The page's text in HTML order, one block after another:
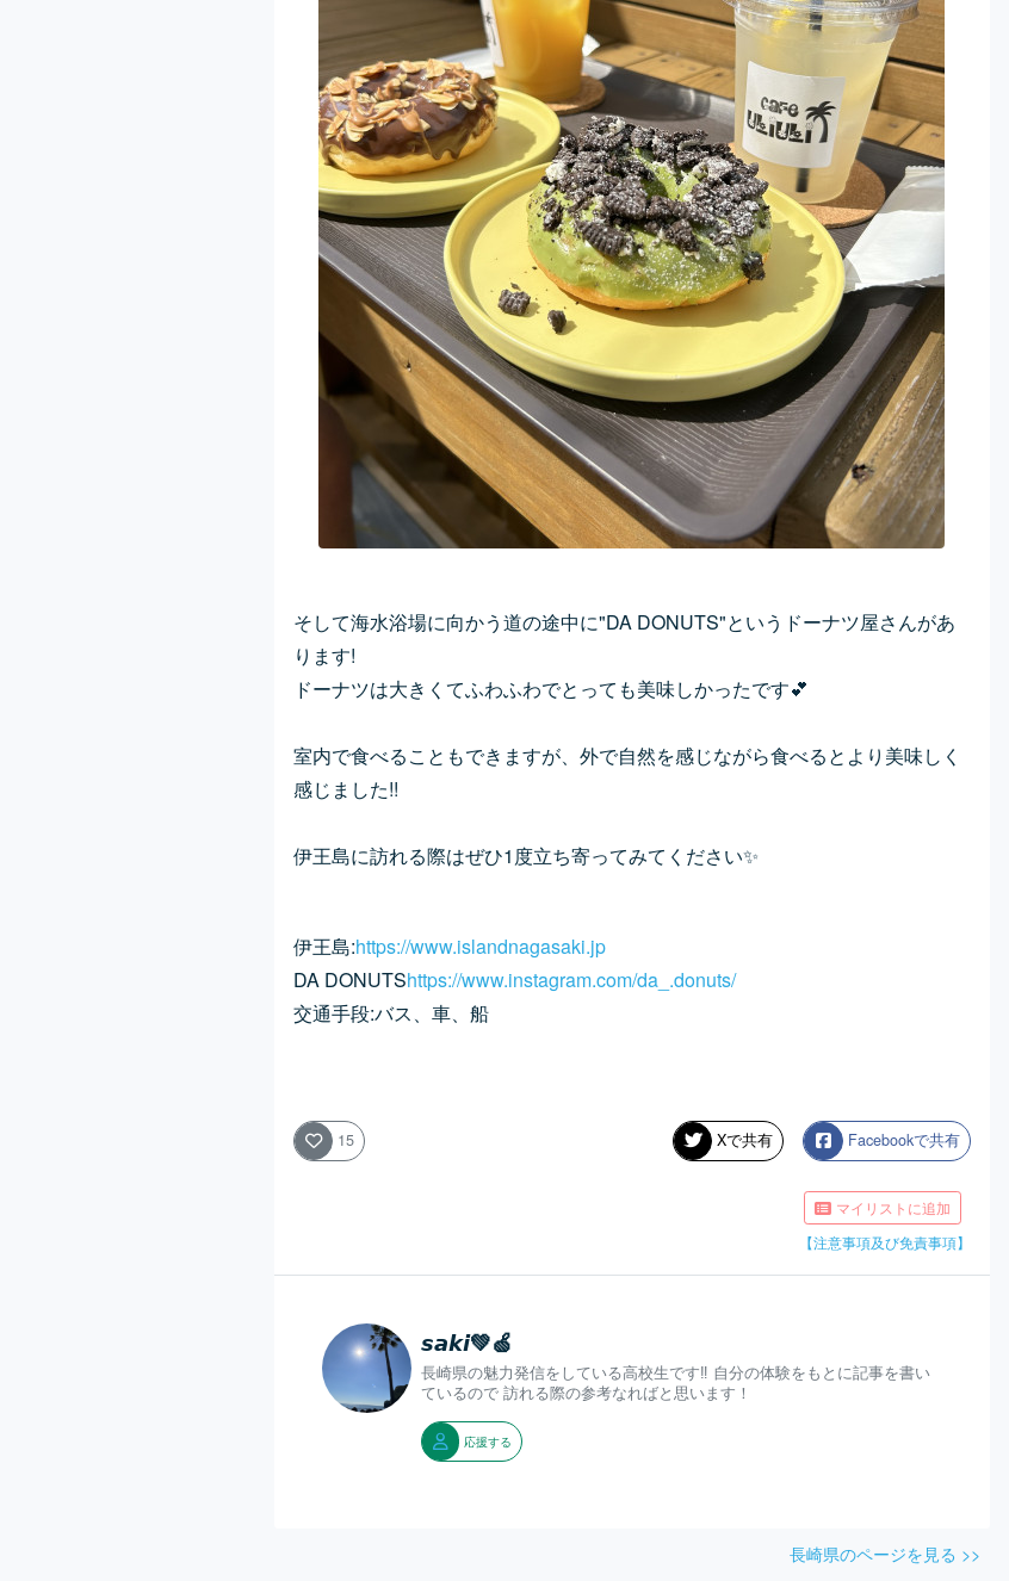
そして海水浴場に向かう道の途中に"DA DONUTS"というドーナツ屋さんがあ
ります!
ドーナツは大きくてふわふわでとっても美味しかったです💕
室内で食べることもできますが、外で自然を感じながら食べるとより美味しく
感じました!!
伊王島に訪れる際はぜひ1度立ち寄ってみてください✨
伊王島:https://www.islandnagasaki.jp
DA DONUTShttps://www.instagram.com/da_.donuts/
交通手段:バス、車、船
15 Xで共有 Facebookで共有
マイリストに追加
【注意事項及び免責事項】
𝙨𝙖𝙠𝙞💚🍏
長崎県の魅力発信をしている高校生です‼︎ 自分の体験をもとに記事を書い
ているので 訪れる際の参考なればと思います！
応援する
長崎県のページを見る >>